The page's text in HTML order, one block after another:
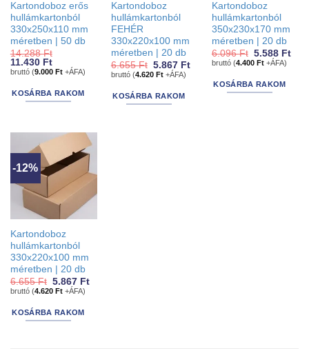
Kartondoboz erős
hullámkartonból
330x250x110 mm
méretben | 50 db
14.288Ft
Original
price
14.288 Ft.
11.430 FtCurrent
price
11.430 Ft.
bruttó (9.000 Ft+ÁFA)
KOSÁRBA RAKOM
Kartondoboz
hullámkartonból
FEHÉR
330x220x100 mm
méretben | 20 db
6.655Ft Original
price
6.655 Ft.
5.867 FtCurrent
5.867 Ft.
bruttó (4.620 Ft+ÁFA)
KOSÁRBA RAKOM
Kartondoboz
hullámkartonból
350x230x170 mm
méretben | 20 db
6.096Ft Original
price
6.096 Ft.
5.588 Ft
bruttó (4.400 Ft+ÁFA)
KOSÁRBA RAKOM
-12%
Kartondoboz
hullámkartonból
330x220x100 mm
méretben | 20 db
6.655Ft Original
price
6.655 Ft.
5.867 FtCurrent
bruttó (4.620 Ft+ÁFA)
KOSÁRBA RAKOM